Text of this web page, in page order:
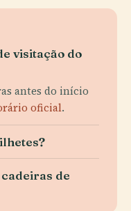
visitação do
antes do início
oficial.
de